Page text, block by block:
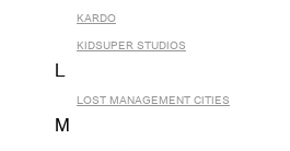
KARDO
KIDSUPER STUDIOS
L
LOST MANAGEMENT CITIES
M